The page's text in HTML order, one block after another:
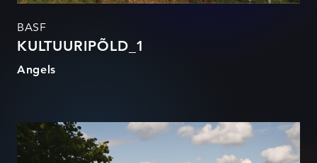
BASF
KULTUURIPÕLD_1
Angels
KULTUURIPÕLD_4